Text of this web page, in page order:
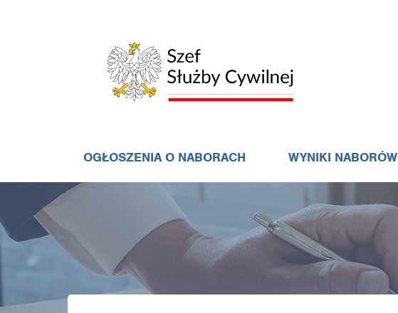
OGŁOSZENIA O NABORACH WYNIKI NABORÓW